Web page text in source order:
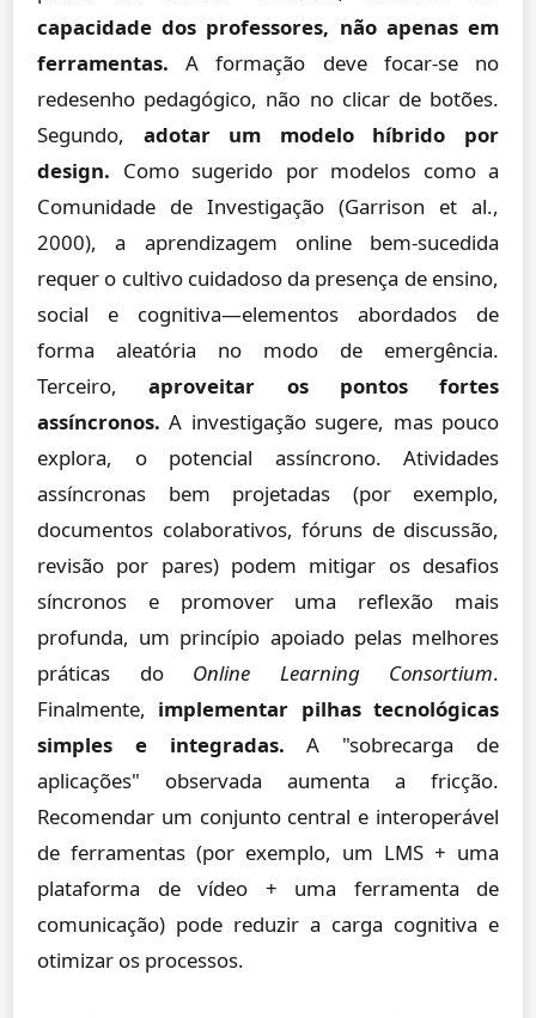
capacidade dos professores, não apenas em
ferramentas. A formação deve focar-se no
redesenho pedagógico, não no clicar de botões.
Segundo, adotar um modelo híbrido por
design. Como sugerido por modelos como a
Comunidade de Investigação (Garrison et al.,
2000), a aprendizagem online bem-sucedida
requer o cultivo cuidadoso da presença de ensino,
social e cognitiva—elementos abordados de
forma aleatória no modo de emergência.
Terceiro,aproveitar os pontos fortes
assíncronos. A investigação sugere, mas pouco
explora, o potencial assíncrono. Atividades
assíncronas bem projetadas (por exemplo,
documentos colaborativos, fóruns de discussão,
revisão por pares) podem mitigar os desafios
síncronos e promover uma reflexão mais
profunda, um princípio apoiado pelas melhores
práticas do Online Learning Consortium.
Finalmente, implementar pilhas tecnológicas
simples e integradas. A "sobrecarga de
aplicações" observada aumenta a fricção.
Recomendar um conjunto central e interoperável
de ferramentas (por exemplo, um LMS + uma
plataforma de vídeo + uma ferramenta de
comunicação) pode reduzir a carga cognitiva e
otimizar os processos.